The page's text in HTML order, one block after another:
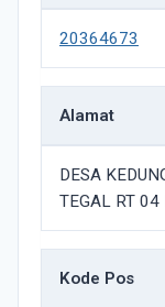
20364673
Alamat
DESA
TEGAL RT 04
Kode Pos